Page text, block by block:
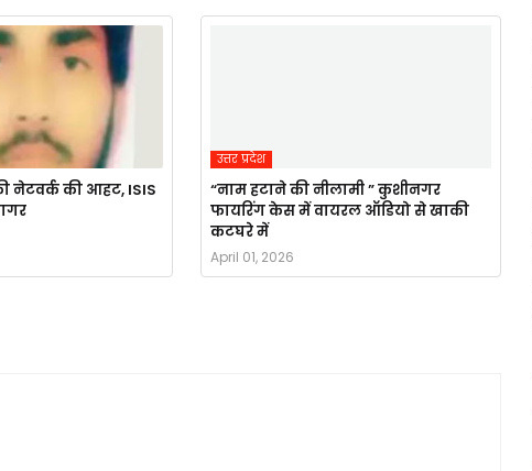
की आहट, ISIS
उत्तर प्रदेश
“नाम हटाने की नीलामी ” कुशीनगर
फायरिंग केस में वायरल ऑडियो से खाकी
कटघरे में
April 01, 2026